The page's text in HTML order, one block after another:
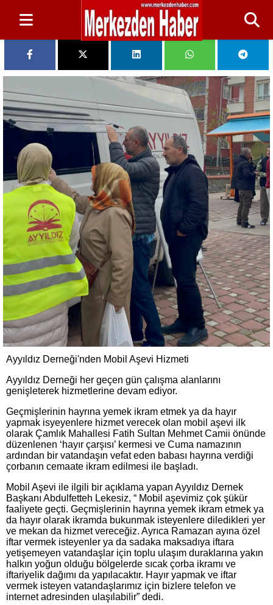
Ayyıldız Derneği'nden Mobil Aşevi Hizmeti
Ayyıldız Derneği her geçen gün çalışma alanlarını
genişleterek hizmetlerine devam ediyor.
Geçmişlerinin hayrına yemek ikram etmek ya da hayır
yapmak isyeyenlere hizmet verecek olan mobil aşevi ilk
olarak Çamlık Mahallesi Fatih Sultan Mehmet Camii önünde
düzenlenen ‘hayır çarşısı’ kermesi ve Cuma namazının
ardından bir vatandaşın vefat eden babası hayrına verdiği
çorbanın cemaate ikram edilmesi ile başladı.
Mobil Aşevi ile ilgili bir açıklama yapan Ayyıldız Dernek
Başkanı Abdulfetteh Lekesiz, “ Mobil aşevimiz çok şükür
faaliyete geçti. Geçmişlerinin hayrına yemek ikram etmek ya
da hayır olarak ikramda bukunmak isteyenlere diledikleri yer
ve mekan da hizmet vereceğiz. Ayrıca Ramazan ayına özel
iftar vermek isteyenler ya da sadaka maksadıya iftara
yetişemeyen vatandaşlar için toplu ulaşım duraklarına yakın
halkın yoğun olduğu bölgelerde sıcak çorba ikramı ve
iftariyelik dağımı da yapılacaktır. Hayır yapmak ve iftar
vermek isteyen vatandaşlarımız için bizlere telefon ve
internet adresinden ulaşılabilir” dedi.